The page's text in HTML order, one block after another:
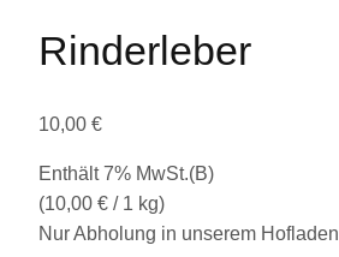
Rinderleber
10,00 €
Enthält 7% MwSt.(B)
(10,00 € / 1 kg)
Nur Abholung in unserem Hofladen